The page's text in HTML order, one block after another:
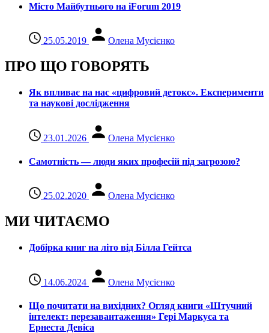
Місто Майбутнього на iForum 2019
25.05.2019 Олена Мусієнко
ПРО ЩО ГОВОРЯТЬ
Як впливає на нас «цифровий детокс». Експерименти
та наукові дослідження
23.01.2026 Олена Мусієнко
Самотність — люди яких професій під загрозою?
25.02.2020 Олена Мусієнко
МИ ЧИТАЄМО
Добірка книг на літо від Білла Гейтса
14.06.2024 Олена Мусієнко
Що почитати на вихідних? Огляд книги «Штучний
інтелект: перезавантаження» Гері Маркуса та
Ернеста Девіса